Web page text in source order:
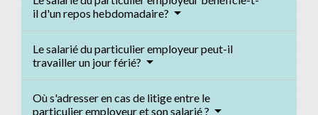
il d'un repos hebdomadaire?
Le salarié du particulier employeur peut-il
travailler un jour férié?
Où s'adresser en cas de litige entre le
particulier employeur et son salarié ?